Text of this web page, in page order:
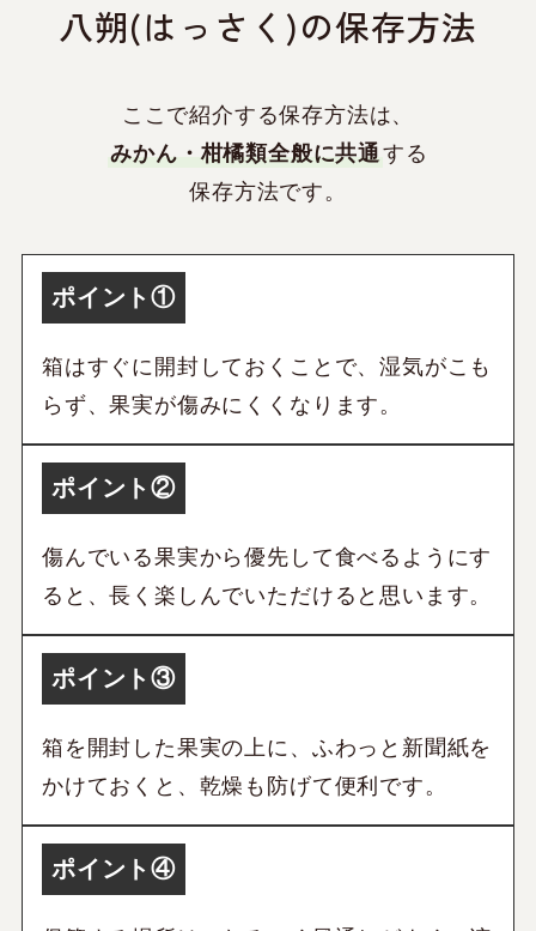
八朔(はっさく)の保存方法
ここで紹介する保存方法は、
みかん・柑橘類全般に共通する
保存方法です。
ポイント①
箱はすぐに開封しておくことで、湿気がこも
らず、果実が傷みにくくなります。
ポイント②
傷んでいる果実から優先して食べるようにす
ると、長く楽しんでいただけると思います。
ポイント③
箱を開封した果実の上に、ふわっと新聞紙を
かけておくと、乾燥も防げて便利です。
ポイント④